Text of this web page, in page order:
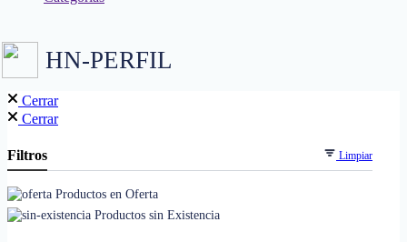
HN-PERFIL
Cerrar
Cerrar
Filtros Limpiar
Productos en Oferta
Productos sin Existencia